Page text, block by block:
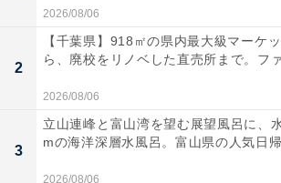
2026/08/06
2
【千葉県】918㎡の県内最大級マーケ
ら、廃校をリノベした直売所まで。フ
2026/08/06
3
立山連峰と富山湾を望む展望風呂に、
mの海洋深層水風呂。富山県の人気日
2026/08/06